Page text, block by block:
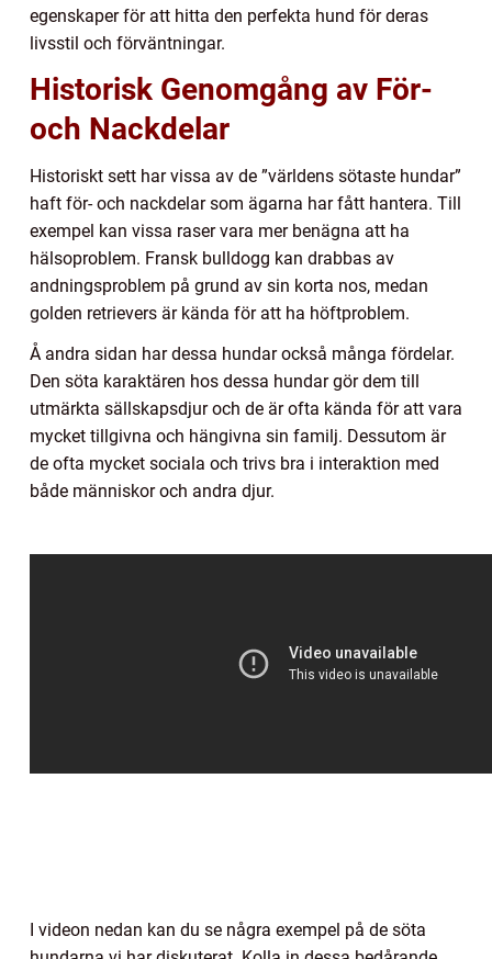
egenskaper för att hitta den perfekta hund för deras
livsstil och förväntningar.
Historisk Genomgång av För-
och Nackdelar
Historiskt sett har vissa av de ”världens sötaste hundar”
haft för- och nackdelar som ägarna har fått hantera. Till
exempel kan vissa raser vara mer benägna att ha
hälsoproblem. Fransk bulldogg kan drabbas av
andningsproblem på grund av sin korta nos, medan
golden retrievers är kända för att ha höftproblem.
Å andra sidan har dessa hundar också många fördelar.
Den söta karaktären hos dessa hundar gör dem till
utmärkta sällskapsdjur och de är ofta kända för att vara
mycket tillgivna och hängivna sin familj. Dessutom är
de ofta mycket sociala och trivs bra i interaktion med
både människor och andra djur.
I videon nedan kan du se några exempel på de söta